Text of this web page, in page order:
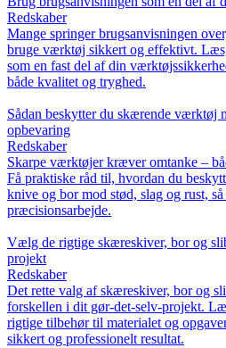
Redskaber
Mange springer brugsanvisningen
bruge værktøj sikkert og effektivt.
som en fast del af din
både kvalitet og tryghed.
Sådan beskytter du skærende værktøj
opbevaring
Redskaber
Skarpe værktøjer kræver omtanke –
Få praktiske råd til, hvordan du
knive og bor mod stød, slag og rust,
præcisionsarbejde.
Vælg de rigtige skæreskiver, bor og
projekt
Redskaber
Det rette valg af skæreskiver, bor og
forskellen i dit gør-det-selv-projekt.
rigtige tilbehør til materialet og
sikkert og professionelt resultat.